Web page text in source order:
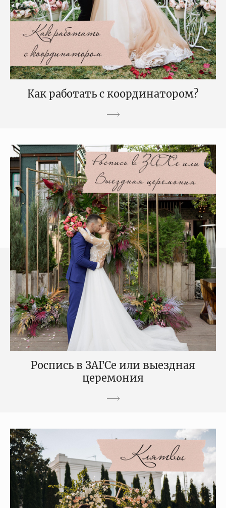
Как работать с координатором?
Роспись в ЗАГСе или выездная
церемония